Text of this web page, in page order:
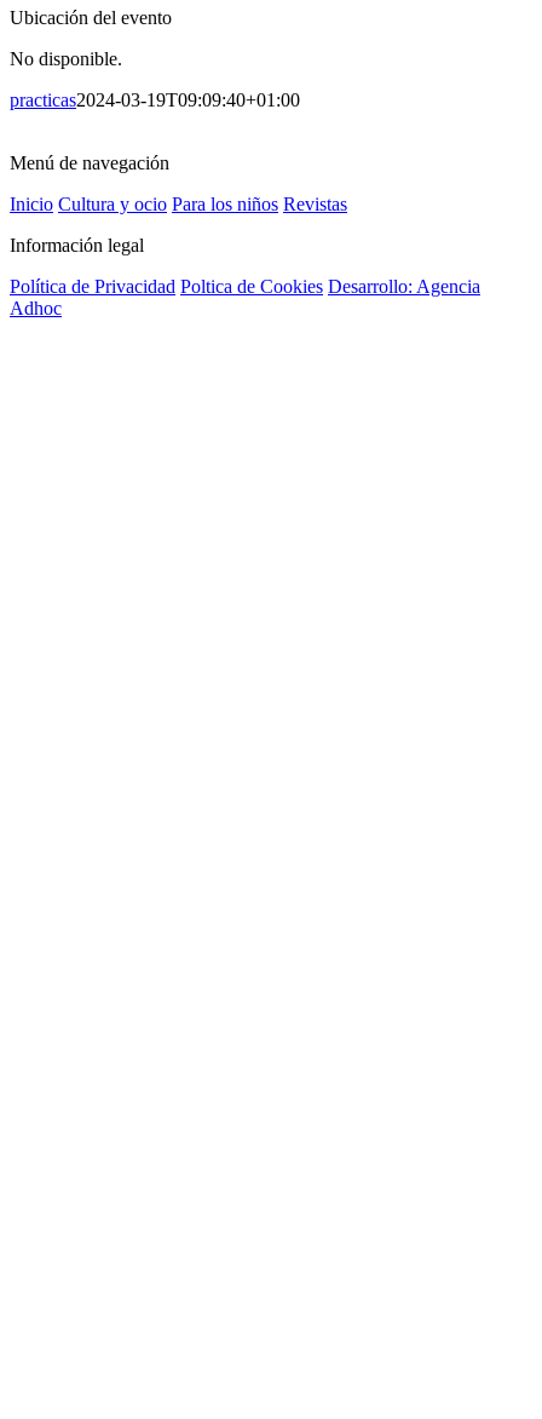
Ubicación del evento
No disponible.
practicas2024-03-19T09:09:40+01:00
Menú de navegación
Inicio Cultura y ocio Para los niños Revistas
Información legal
Política de Privacidad Poltica de Cookies Desarrollo: Agencia
Adhoc